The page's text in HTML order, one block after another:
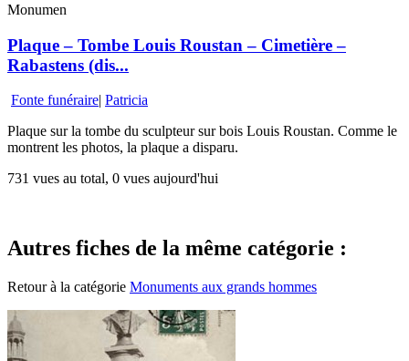
Monumen
Plaque – Tombe Louis Roustan – Cimetière –
Rabastens (dis...
Fonte funéraire| Patricia
Plaque sur la tombe du sculpteur sur bois Louis Roustan. Comme le
montrent les photos, la plaque a disparu.
731 vues au total, 0 vues aujourd'hui
Autres fiches de la même catégorie :
Retour à la catégorie Monuments aux grands hommes